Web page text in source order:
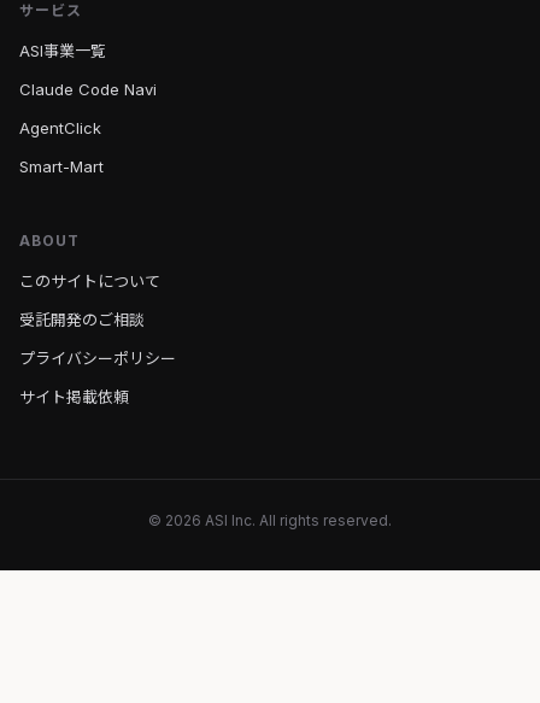
サービス
ASI事業一覧
Claude Code Navi
AgentClick
Smart-Mart
ABOUT
このサイトについて
受託開発のご相談
プライバシーポリシー
サイト掲載依頼
© 2026 ASI Inc. All rights reserved.